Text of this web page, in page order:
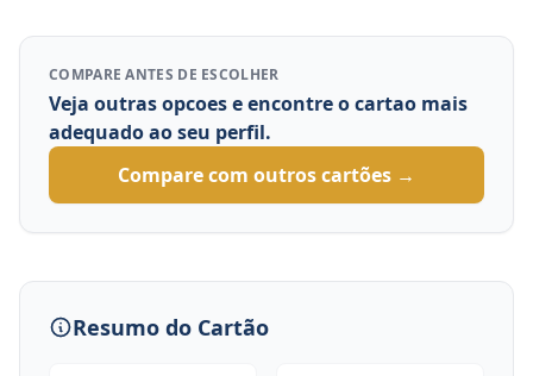
COMPARE ANTES DE ESCOLHER
Veja outras opcoes e encontre o cartao mais
adequado ao seu perfil.
Compare com outros cartões →
Resumo do Cartão